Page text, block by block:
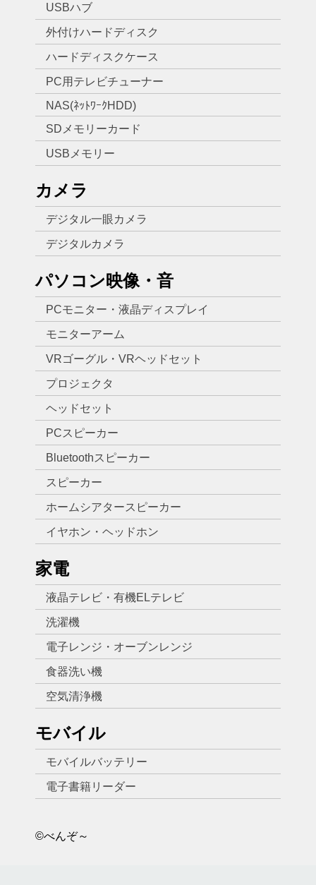
USBハブ
外付けハードディスク
ハードディスクケース
PC用テレビチューナー
NAS(ﾈｯﾄﾜｰｸHDD)
SDメモリーカード
USBメモリー
カメラ
デジタル一眼カメラ
デジタルカメラ
パソコン映像・音
PCモニター・液晶ディスプレイ
モニターアーム
VRゴーグル・VRヘッドセット
プロジェクタ
ヘッドセット
PCスピーカー
Bluetoothスピーカー
スピーカー
ホームシアタースピーカー
イヤホン・ヘッドホン
家電
液晶テレビ・有機ELテレビ
洗濯機
電子レンジ・オーブンレンジ
食器洗い機
空気清浄機
モバイル
モバイルバッテリー
電子書籍リーダー
©べんぞ～